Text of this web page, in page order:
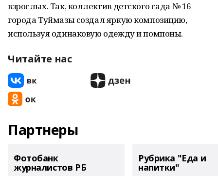
взрослых. Так, коллектив детского сада № 16
города Туймазы создал яркую композицию,
используя одинаковую одежду и помпоны.
Читайте нас
Партнеры
Фотобанк
журналистов РБ
Рубрика "Еда и
напитки"